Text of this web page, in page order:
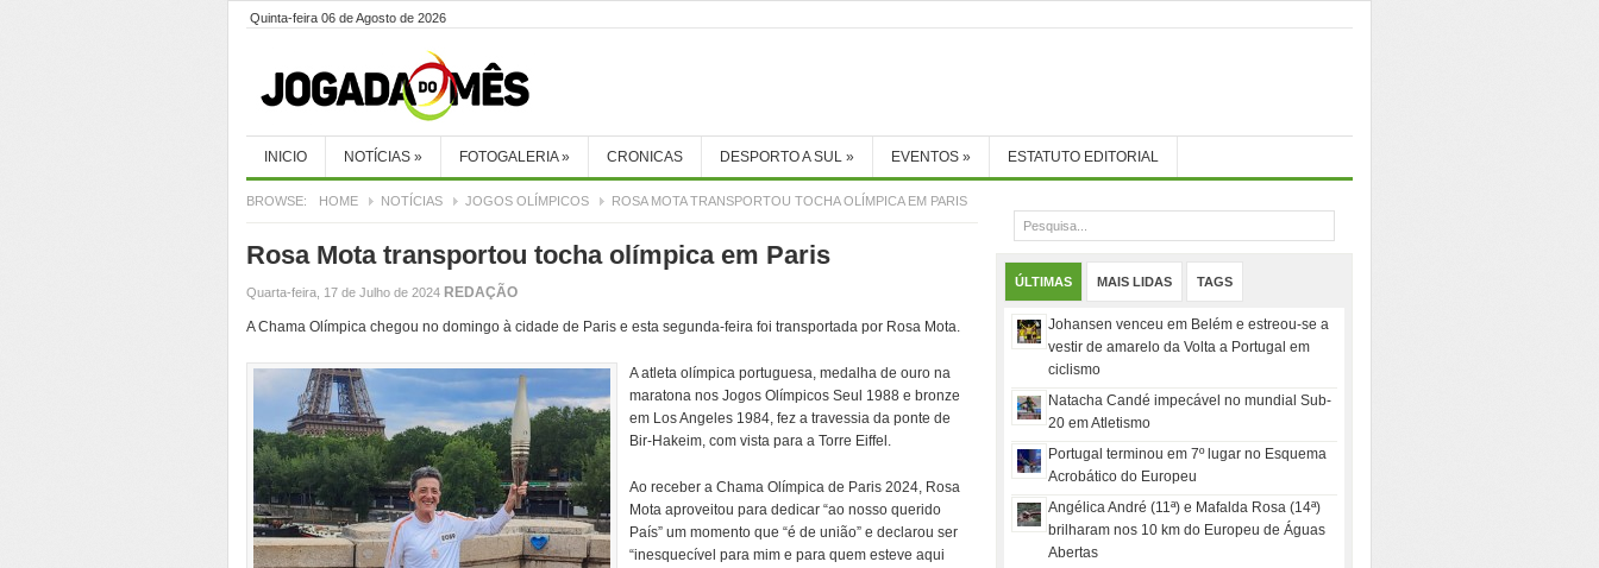
Quinta-feira 06 de Agosto de 2026
INICIO NOTÍCIAS » FOTOGALERIA» CRONICAS DESPORTO A SUL » EVENTOS » ESTATUTO EDITORIAL
BROWSE: HOME NOTÍCIAS JOGOS OLÍMPICOS ROSA MOTA TRANSPORTOU TOCHA OLÍMPICA EM PARIS
Rosa Mota transportou tocha olímpica em Paris
Quarta-feira, 17 de Julho de 2024 REDAÇÃO
A Chama Olímpica chegou no domingo à cidade de Paris e esta segunda-feira foi transportada por Rosa Mota.
A atleta olímpica portuguesa, medalha de ouro na
maratona nos Jogos Olímpicos Seul 1988 e bronze
em Los Angeles 1984, fez a travessia da ponte de
Bir-Hakeim, com vista para a Torre Eiffel.
Ao receber a Chama Olímpica de Paris 2024, Rosa
Mota aproveitou para dedicar “ao nosso querido
País” um momento que “é de união” e declarou ser
“inesquecível para mim e para quem esteve aqui
ÚLTIMAS MAIS LIDAS TAGS
Johansen venceu em Belém e estreou-se a
vestir de amarelo da Volta a Portugal em
ciclismo
Natacha Candé impecável no mundial Sub-
20 em Atletismo
Portugal terminou em 7º lugar no Esquema
Acrobático do Europeu
Angélica André (11ª) e Mafalda Rosa (14ª)
brilharam nos 10 km do Europeu de Águas
Abertas